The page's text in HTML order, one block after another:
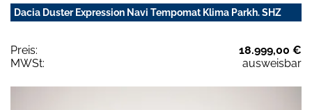
Dacia Duster Expression Navi Tempomat Klima Parkh. SHZ
Preis:
18.999,00 €
MWSt:
ausweisbar